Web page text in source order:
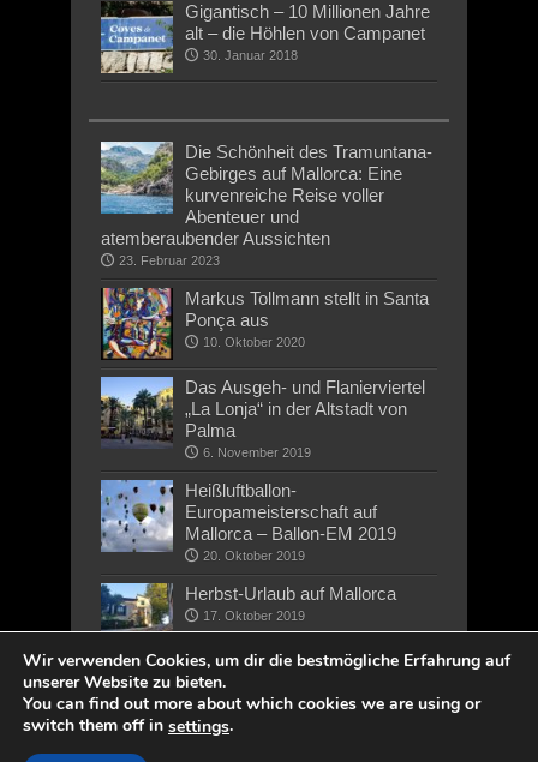
Gigantisch – 10 Millionen Jahre
alt – die Höhlen von Campanet
30. Januar 2018
Die Schönheit des Tramuntana-
Gebirges auf Mallorca: Eine
kurvenreiche Reise voller
Abenteuer und
atemberaubender Aussichten
23. Februar 2023
Markus Tollmann stellt in Santa
Ponça aus
10. Oktober 2020
Das Ausgeh- und Flanierviertel
„La Lonja“ in der Altstadt von
Palma
6. November 2019
Heißluftballon-
Europameisterschaft auf
Mallorca – Ballon-EM 2019
20. Oktober 2019
Herbst-Urlaub auf Mallorca
17. Oktober 2019
Wir verwenden Cookies, um dir die bestmögliche Erfahrung auf
unserer Website zu bieten.
You can find out more about which cookies we are using or
switch them off in settings.